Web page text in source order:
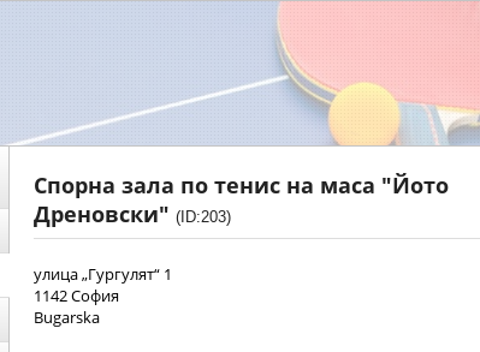
Спорна зала по тенис на маса "Йото
Дреновски" (ID:203)
улица „Гургулят“ 1
1142 София
Bugarska